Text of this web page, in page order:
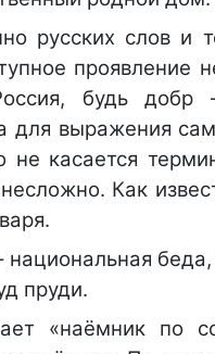
русских слов и
проявление
будь добр
для выражения
не касается
Как
национальная
пруди.
«наёмник по